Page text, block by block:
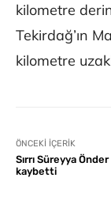
kilometre
Tekirdağ’ın
kilometre
ÖNCEKI İÇERIK
Sırrı Süreyya Önder
kaybetti